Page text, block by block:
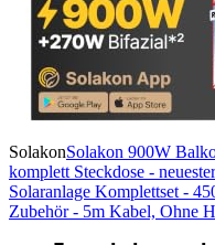
SolakonSolakon 900W
komplett Steckdose -
Solaranlage Komplettset -
Zubehör - 5m Kabel, Ohne